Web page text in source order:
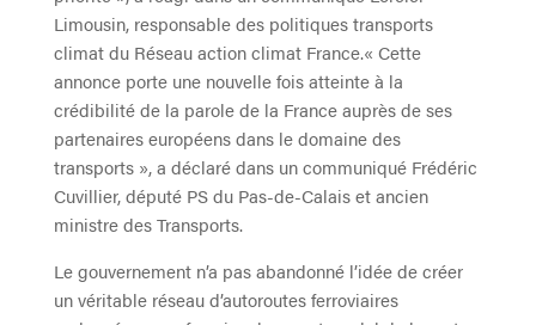
Limousin, responsable des politiques transports
climat du Réseau action climat France.« Cette
annonce porte une nouvelle fois atteinte à la
crédibilité de la parole de la France auprès de ses
partenaires européens dans le domaine des
transports », a déclaré dans un communiqué Frédéric
Cuvillier, député PS du Pas-de-Calais et ancien
ministre des Transports.
Le gouvernement n’a pas abandonné l’idée de créer
un véritable réseau d’autoroutes ferroviaires